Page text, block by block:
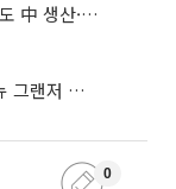
무뎌지는 ‘중국산’ 거부감…글로벌 완성차도 中 생산·협력 확대
효율·AI 더했다…더 강하고 알뜰해진 ‘더 뉴 그랜저 하이브리드’
0